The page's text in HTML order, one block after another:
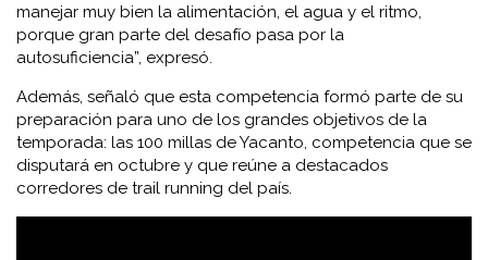
manejar muy bien la alimentación, el agua y el ritmo,
porque gran parte del desafío pasa por la
autosuficiencia”, expresó.
Además, señaló que esta competencia formó parte de su
preparación para uno de los grandes objetivos de la
temporada: las 100 millas de Yacanto, competencia que se
disputará en octubre y que reúne a destacados
corredores de trail running del país.